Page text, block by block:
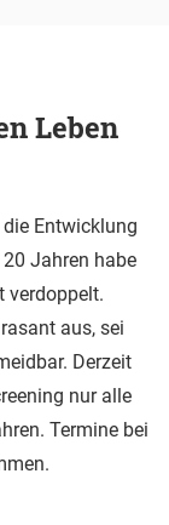
Leben
Entwicklung
Jahren habe
verdoppelt.
aus, sei
Derzeit
nur alle
Termine bei